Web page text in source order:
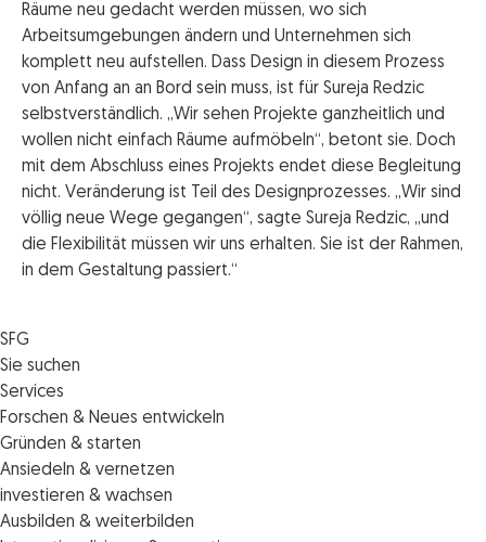
Räume neu gedacht werden müssen, wo sich
Arbeitsumgebungen ändern und Unternehmen sich
komplett neu aufstellen. Dass Design in diesem Prozess
von Anfang an an Bord sein muss, ist für Sureja Redzic
selbstverständlich. „Wir sehen Projekte ganzheitlich und
wollen nicht einfach Räume aufmöbeln“, betont sie. Doch
mit dem Abschluss eines Projekts endet diese Begleitung
nicht. Veränderung ist Teil des Designprozesses. „Wir sind
völlig neue Wege gegangen“, sagte Sureja Redzic, „und
die Flexibilität müssen wir uns erhalten. Sie ist der Rahmen,
in dem Gestaltung passiert.“
SFG
Die SFG
Jobs
Medienservice
Informiert bleiben
Kontakt
Sie suchen
Förderungen
Finanzierungen
Standortentwicklung
Persönliche Beratung
Services
Veranstaltungen
News
IMPULS.ST
Portal
Unternehmen des Monats
Forschen & Neues entwickeln
Standortcoaching
Terminbuchung Standortcoaching
Horizon Europe: EU-Förderungen für F&E
Innovations­management
Gründen & starten
Startupmark
Startup Mission – Netzwerkreisen
iCONTACT: Das InvestorInnennetzwerk der SFG
Ansiedeln & vernetzen
Zukunftstag
Steirische Cluster- und Netzwerkorganisationen
investieren & wachsen
Veranstaltungen
Ausbilden & weiterbilden